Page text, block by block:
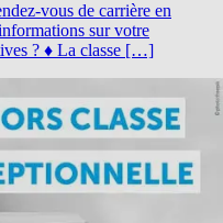
vous de carrière en
sur votre
? ♦ La classe […]